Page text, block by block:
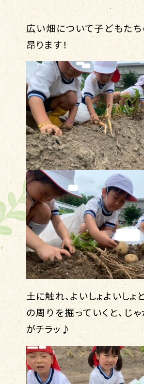
広い畑について子どもた
昂ります！
土に触れ、よいしょよいしょ
の周りを掘っていくと、じ
がチラッ♪